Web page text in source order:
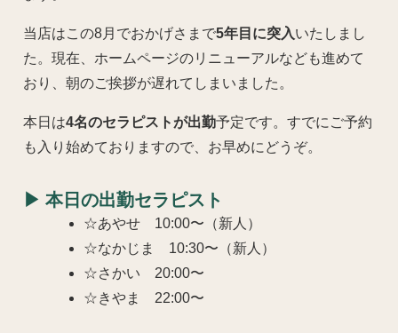
当店はこの8月でおかげさまで5年目に突入いたしまし
た。現在、ホームページのリニューアルなども進めて
おり、朝のご挨拶が遅れてしまいました。
本日は4名のセラピストが出勤予定です。すでにご予約
も入り始めておりますので、お早めにどうぞ。
▶ 本日の出勤セラピスト
☆あやせ 10:00〜（新人）
☆なかじま 10:30〜（新人）
☆さかい 20:00〜
☆きやま 22:00〜